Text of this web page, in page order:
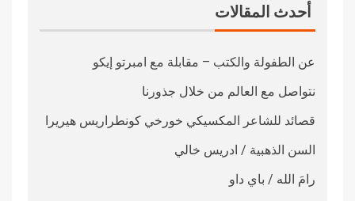
أحدث المقالات
عن الطفولة والكتب – مقابلة مع امبرتو إيكو
نتواصل مع العالم من خلال جذورنا
قصائد للشاعر المكسيكي خورخي كونطراريس هيريرا
السن الذهبية / ادريس خالي
رامَ الله / باي داو